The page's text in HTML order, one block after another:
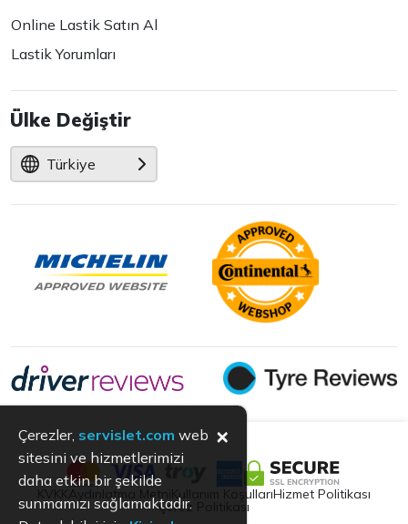
Online Lastik Satın Al
Lastik Yorumları
Ülke Değiştir
Türkiye
Aydınlatma Metni Kullanım KoşullarıHizmet Politikası
Çerez Politikası
Çerezler, servislet.com web
sitesini ve hizmetlerimizi
daha etkin bir şekilde
sunmamızı sağlamaktadır.
×